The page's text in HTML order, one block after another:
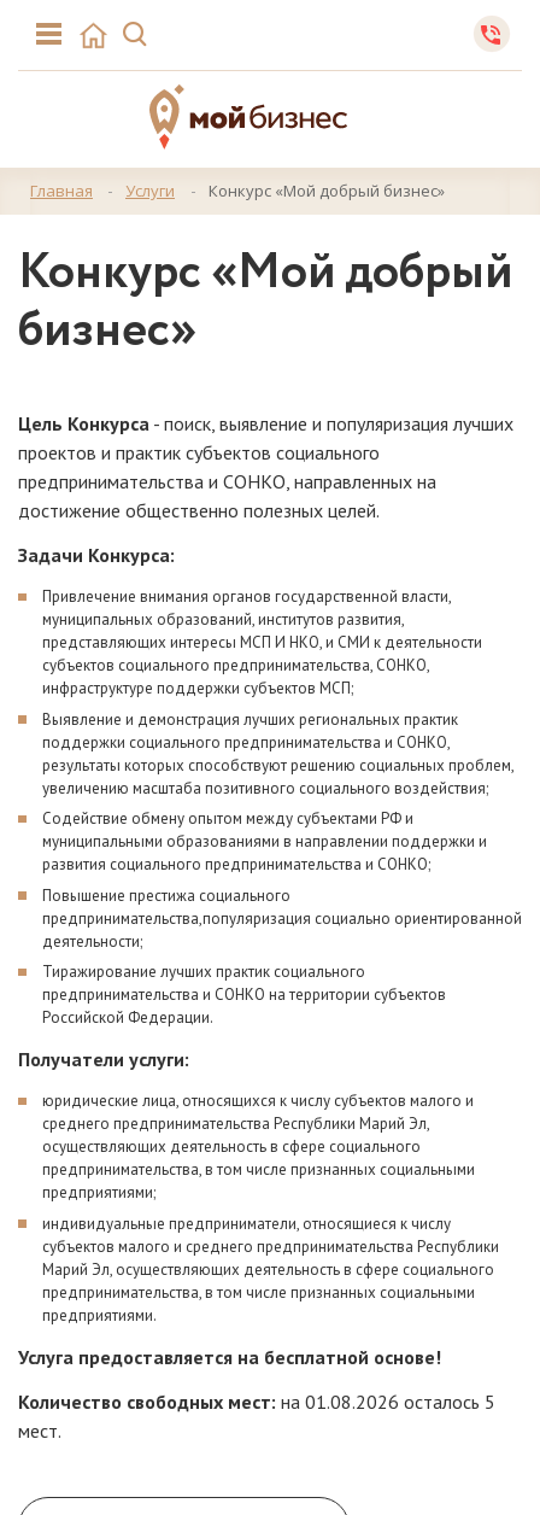
Главная Услуги Конкурс «Мой добрый бизнес»
Конкурс «Мой добрый
бизнес»
Цель Конкурса - поиск, выявление и популяризация лучших
проектов и практик субъектов социального
предпринимательства и СОНКО, направленных на
достижение общественно полезных целей.
Задачи Конкурса:
Привлечение внимания органов государственной власти,
муниципальных образований, институтов развития,
представляющих интересы МСП И НКО, и СМИ к деятельности
субъектов социального предпринимательства, СОНКО,
инфраструктуре поддержки субъектов МСП;
Выявление и демонстрация лучших региональных практик
поддержки социального предпринимательства и СОНКО,
результаты которых способствуют решению социальных проблем,
увеличению масштаба позитивного социального воздействия;
Содействие обмену опытом между субъектами РФ и
муниципальными образованиями в направлении поддержки и
развития социального предпринимательства и СОНКО;
Повышение престижа социального
предпринимательства,популяризация социально ориентированной
деятельности;
Тиражирование лучших практик социального
предпринимательства и СОНКО на территории субъектов
Российской Федерации.
Получатели услуги:
юридические лица, относящихся к числу субъектов малого и
среднего предпринимательства Республики Марий Эл,
осуществляющих деятельность в сфере социального
предпринимательства, в том числе признанных социальными
предприятиями;
индивидуальные предприниматели, относящиеся к числу
субъектов малого и среднего предпринимательства Республики
Марий Эл, осуществляющих деятельность в сфере социального
предпринимательства, в том числе признанных социальными
предприятиями.
Услуга предоставляется на бесплатной основе!
Количество свободных мест: на 01.08.2026 осталось 5
мест.